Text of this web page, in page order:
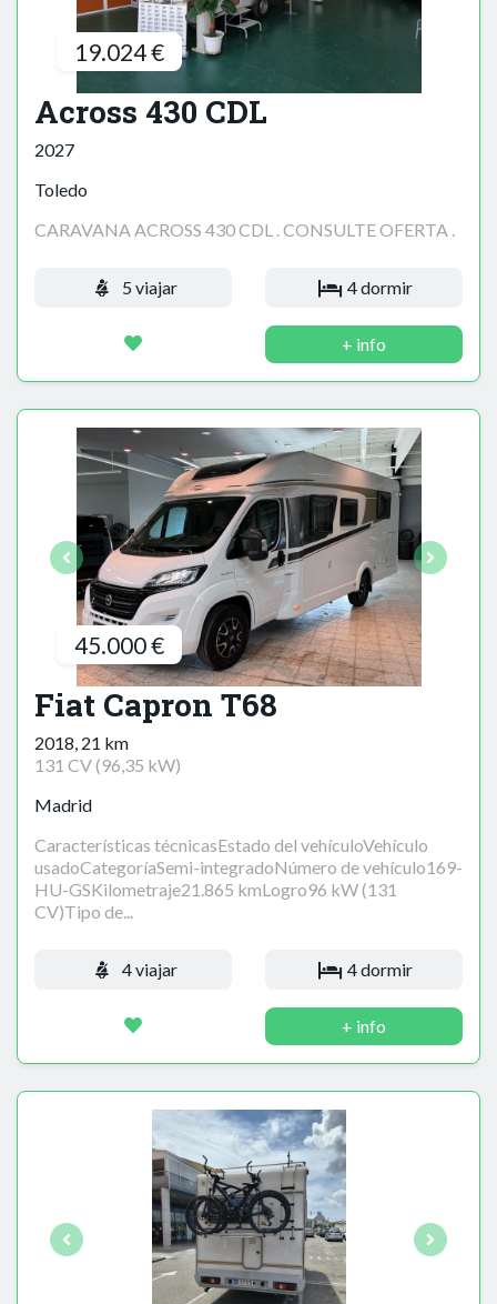
19.024 €
Across 430 CDL
2027
Toledo
CARAVANA ACROSS 430 CDL . CONSULTE OFERTA .
5 viajar 4 dormir
+ info
45.000 €
Fiat Capron T68
2018, 21 km
131 CV (96,35 kW)
Madrid
Características técnicasEstado del vehículoVehículo
usadoCategoríaSemi-integradoNúmero de vehículo169-
HU-GSKilometraje21.865 kmLogro96 kW (131
CV)Tipo de...
4 viajar 4 dormir
+ info